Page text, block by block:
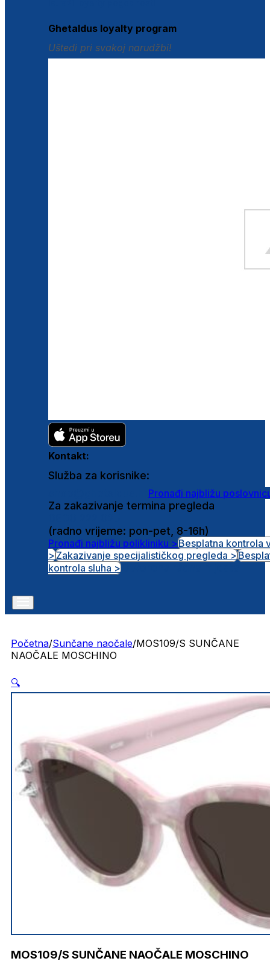
Ghetaldus loyalty program
Uštedi pri svakoj narudžbi!
Kontakt:
Služba za korisnike:
Pronađi najbližu
Za zakazivanje termina pregleda
(radno vrijeme: pon-pet, 8-16h)
Pronađi najbližu polikliniku >Besplatna kontrola
>Zakazivanje specijalističkog pregleda >
kontrola sluha >
Početna/Sunčane naočale/MOS109/S SUNČANE
NAOČALE MOSCHINO
🔍
MOS109/S SUNČANE NAOČALE MOSCHINO